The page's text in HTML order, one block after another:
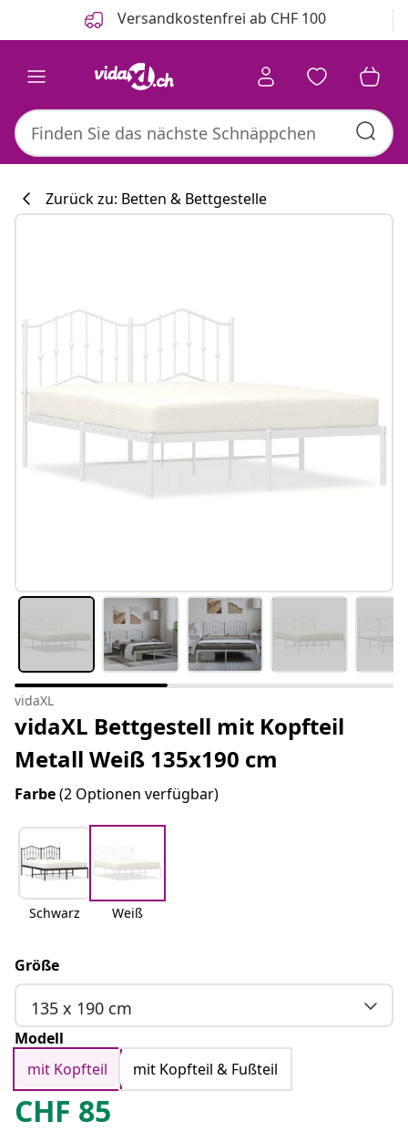
Versandkostenfrei ab CHF 100
Zurück zu: Betten & Bettgestelle
vidaXL
vidaXL Bettgestell mit Kopfteil
Metall Weiß 135x190 cm
Farbe(2 Optionen verfügbar)
Schwarz Weiß
Größe
135 x 190 cm
Modell
mit Kopfteil
mit Kopfteil & Fußteil
CHF 85